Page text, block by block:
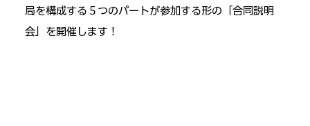
局を構成する５つのパートが参加する形の「合同説明
会」を開催します！